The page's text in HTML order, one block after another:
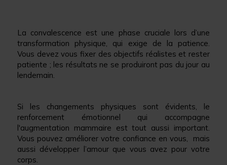
La convalescence est une phase cruciale lors d’une
transformation physique, qui exige de la patience.
Vous devez vous fixer des objectifs réalistes et rester
patiente ; les résultats ne se produiront pas du jour au
lendemain.
Si les changements physiques sont évidents, le
renforcement émotionnel qui accompagne
l'augmentation mammaire est tout aussi important.
Vous pouvez améliorer votre confiance en vous, mais
aussi développer l’amour que vous avez pour votre
corps.